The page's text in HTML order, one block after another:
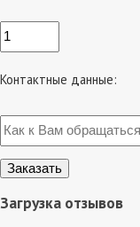
Контактные данные:
Загрузка отзывов